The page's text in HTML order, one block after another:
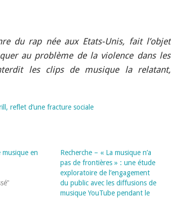
du rap née aux Etats-Unis, fait l’objet
au problème de la violence dans les
les clips de musique la relatant,
reflet d’une fracture sociale
musique en
Recherche – « La musique n’a
pas de frontières » : une étude
exploratoire de l’engagement
du public avec les diffusions de
musique YouTube pendant le